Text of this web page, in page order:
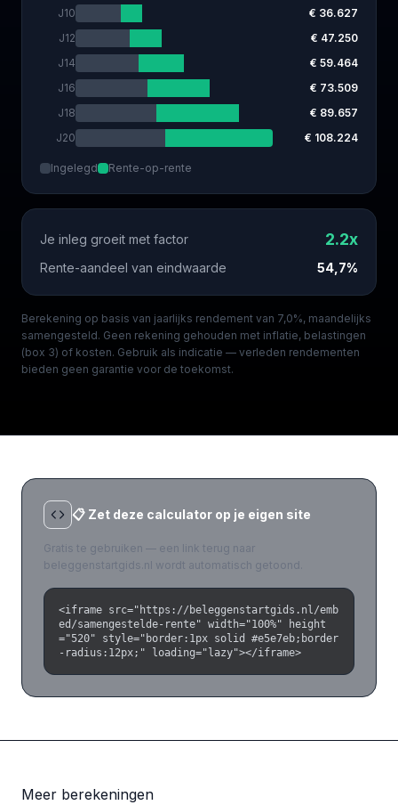
J10
€ 36.627
J12
€ 47.250
J14
€ 59.464
J16
€ 73.509
J18
€ 89.657
J20 € 108.224
Ingelegd Rente-op-rente
Je inleg groeit met factor 2.2x
Rente-aandeel van eindwaarde 54,7%
Berekening op basis van jaarlijks rendement van 7,0%, maandelijks
samengesteld. Geen rekening gehouden met inflatie, belastingen
(box 3) of kosten. Gebruik als indicatie — verleden rendementen
bieden geen garantie voor de toekomst.
📋 Zet deze calculator op je eigen site
Gratis te gebruiken — een link terug naar
beleggenstartgids.nl wordt automatisch getoond.
<iframe src="https://beleggenstartgids.nl/emb
ed/samengestelde-rente" width="100%" height
="520" style="border:1px solid #e5e7eb;border
-radius:12px;" loading="lazy"></iframe>
Meer berekeningen